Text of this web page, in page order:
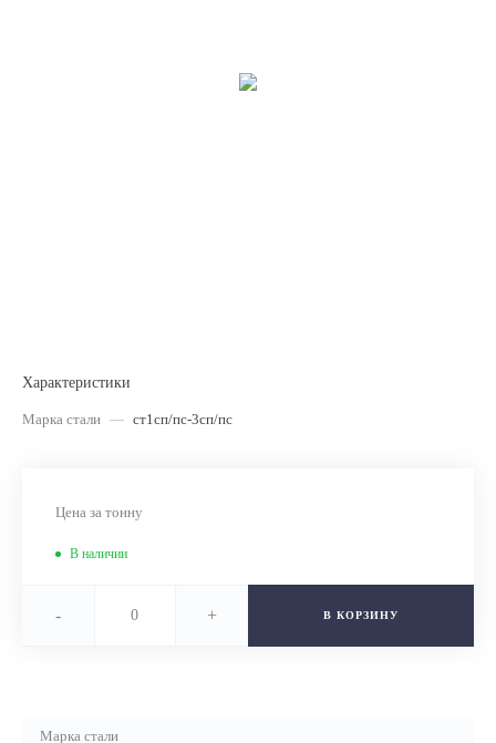
Характеристики
Марка стали — ст1сп/пс-3сп/пс
Цена за тонну
В наличии
- + В КОРЗИНУ
Марка стали